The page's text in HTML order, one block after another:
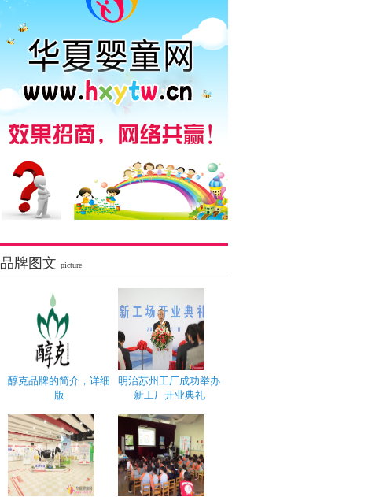
品牌图文 picture
醇克品牌的简介，详细
版
明治苏州工厂成功举办
新工厂开业典礼